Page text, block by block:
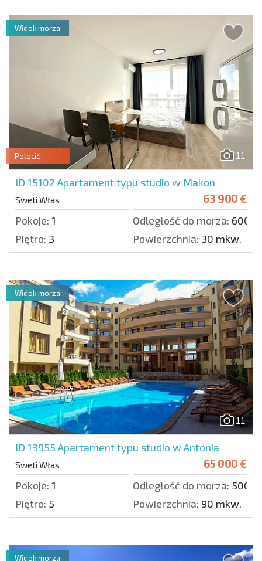
11
Polecić
ID 15102 Apartament typu studio w Makon
Sweti Włas 63 900 €
Pokoje: 1 Odległość do morza: 600
Piętro: 3 Powierzchnia: 30 mkw.
Widok morza
11
ID 13955 Apartament typu studio w Antonia
Sweti Włas 65 000 €
Pokoje: 1 Odległość do morza: 500
Piętro: 5 Powierzchnia: 90 mkw.
Widok morza
Widok morza